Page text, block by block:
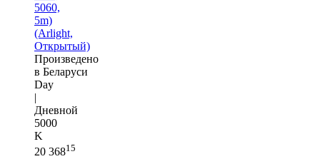
5060,
5m)
(Arlight,
Открытый)
Произведено
в Беларуси
Day
|
Дневной
5000
K
20 36815